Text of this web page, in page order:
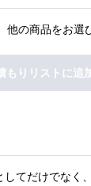
他の商品をお選
もりリストに追
てだけでなく